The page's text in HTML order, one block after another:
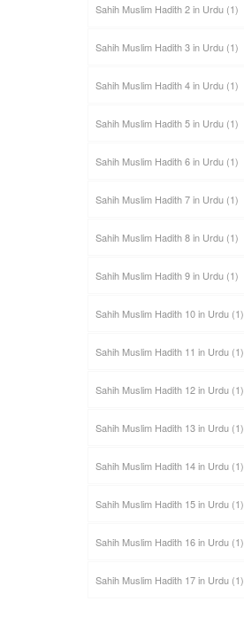
Sahih Muslim Hadith 2 in Urdu(1)
Sahih Muslim Hadith 3 in Urdu(1)
Sahih Muslim Hadith 4 in Urdu(1)
Sahih Muslim Hadith 5 in Urdu(1)
Sahih Muslim Hadith 6 in Urdu(1)
Sahih Muslim Hadith 7 in Urdu(1)
Sahih Muslim Hadith 8 in Urdu(1)
Sahih Muslim Hadith 9 in Urdu(1)
Sahih Muslim Hadith 10 in Urdu(1)
Sahih Muslim Hadith 11 in Urdu(1)
Sahih Muslim Hadith 12 in Urdu(1)
Sahih Muslim Hadith 13 in Urdu(1)
Sahih Muslim Hadith 14 in Urdu(1)
Sahih Muslim Hadith 15 in Urdu(1)
Sahih Muslim Hadith 16 in Urdu(1)
Sahih Muslim Hadith 17 in Urdu(1)